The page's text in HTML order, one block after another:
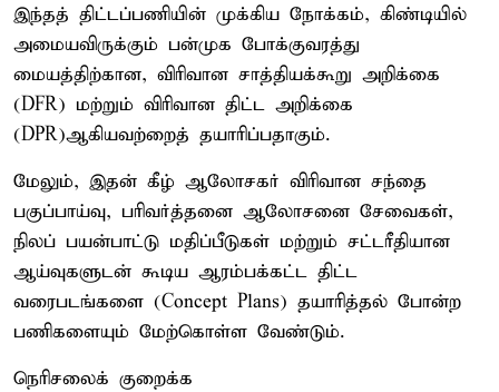
இந்தத் திட்டப்பணியின் முக்கிய நோக்கம், கிண்டியில்
அமையவிருக்கும் பன்முக போக்குவரத்து
மையத்திற்கான, விரிவான சாத்தியக்கூறு அறிக்கை
(DFR) மற்றும் விரிவான திட்ட அறிக்கை
(DPR)ஆகியவற்றைத் தயாரிப்பதாகும்.
மேலும், இதன் கீழ் ஆலோசகர் விரிவான சந்தை
பகுப்பாய்வு, பரிவர்த்தனை ஆலோசனை சேவைகள்,
நிலப் பயன்பாட்டு மதிப்பீடுகள் மற்றும் சட்டரீதியான
ஆய்வுகளுடன் கூடிய ஆரம்பக்கட்ட திட்ட
வரைபடங்களை (Concept Plans) தயாரித்தல் போன்ற
பணிகளையும் மேற்கொள்ள வேண்டும்.
நெரிசலைக் குறைக்க